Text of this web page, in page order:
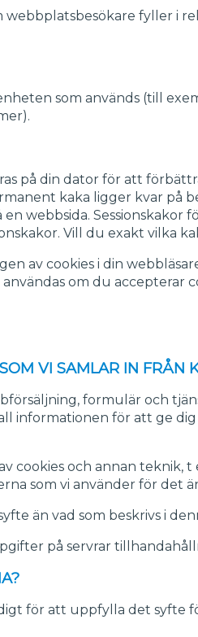
fyller i
som används (till
på din dator för att
kaka ligger kvar på
webbsida. Sessionskakor
Vill du exakt vilka
av cookies i din
om du accepterar
VI SAMLAR IN FRÅN
formulär och
informationen för att ge
cookies och annan
som vi använder för det
än vad som beskrivs i
på servrar
för att uppfylla det syfte